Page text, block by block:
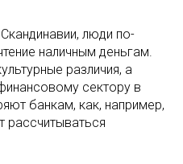
люди по-
наличным деньгам.
различия, а
сектору в
банкам, как, например,
рассчитываться